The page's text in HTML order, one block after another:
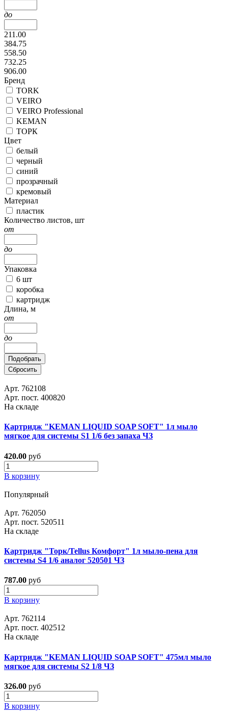
до
211.00
384.75
558.50
732.25
906.00
Бренд
TORK
VEIRO
VEIRO Professional
KEMAN
ТОРК
Цвет
белый
черный
синий
прозрачный
кремовый
Материал
пластик
Количество листов, шт
от
до
Упаковка
6 шт
коробка
картридж
Длина, м
от
до
Подобрать
Сбросить
Арт. 762108
Арт. пост. 400820
На складе
Картридж "KEMAN LIQUID SOAP SOFT" 1л мыло
мягкое для системы S1 1/6 без запаха ЧЗ
420.00 руб
В корзину
Популярный
Арт. 762050
Арт. пост. 520511
На складе
Картридж "Торк/Tellus Комфорт" 1л мыло-пена для
системы S4 1/6 аналог 520501 ЧЗ
787.00 руб
В корзину
Арт. 762114
Арт. пост. 402512
На складе
Картридж "KEMAN LIQUID SOAP SOFT" 475мл мыло
мягкое для системы S2 1/8 ЧЗ
326.00 руб
В корзину